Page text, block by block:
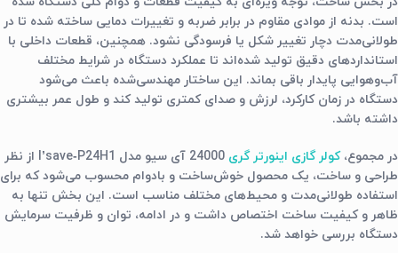
است. بدنه از موادی مقاوم در برابر ضربه و تغییرات دمایی ساخته شده تا در
طولانی‌مدت دچار تغییر شکل یا فرسودگی نشود. همچنین، قطعات داخلی با
استانداردهای دقیق تولید شده‌اند تا عملکرد دستگاه در شرایط مختلف
آب‌وهوایی پایدار باقی بماند. این ساختار مهندسی‌شده باعث می‌شود
دستگاه در زمان کارکرد، لرزش و صدای کمتری تولید کند و طول عمر بیشتری
داشته باشد.
در مجموع،کولر گازی اینورتر گری
24000 آی سیو مدل I’save‑P24H1 از نظر
طراحی و ساخت، یک محصول خوش‌ساخت و بادوام محسوب می‌شود که برای
استفاده طولانی‌مدت و محیط‌های مختلف مناسب است. این بخش تنها به
ظاهر و کیفیت ساخت اختصاص داشت و در ادامه، توان و ظرفیت سرمایش
دستگاه بررسی خواهد شد.